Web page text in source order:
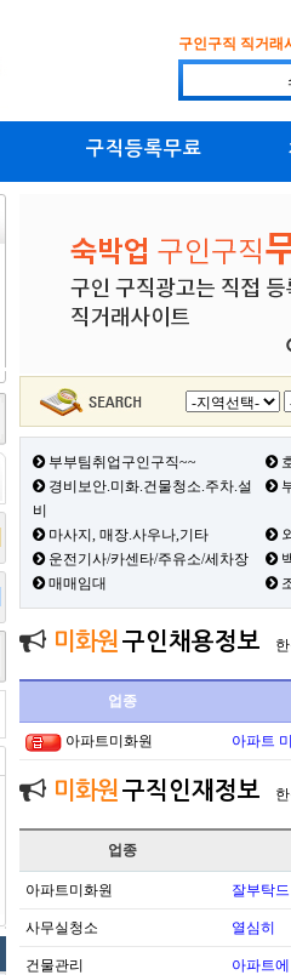
구인구직 직거래
구직등록무료
부부팀취업구인구직~~
경비보안.미화.건물청소.주차.설
비
마사지, 매장.사우나,기타
운전기사/카센타/주유소/세차장
매매임대
미화원 구인채용정보
업종
아파트미화원 아파트
미화원 구직인재정보
업종
아파트미화원 잘부탁
사무실청소 열심히
건물관리 아파트